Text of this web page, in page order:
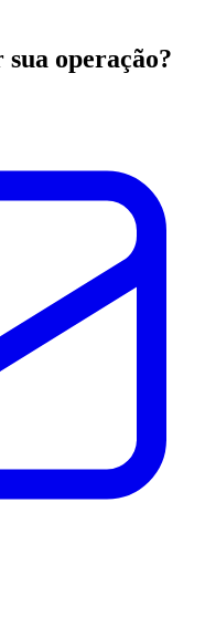
operação?